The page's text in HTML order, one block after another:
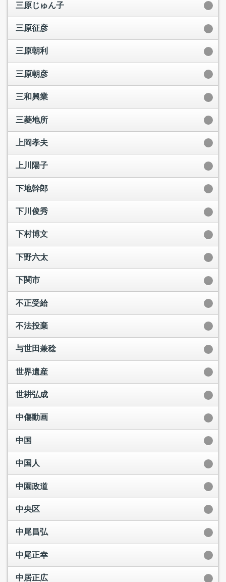
三原じゅん子
三原征彦
三原朝利
三原朝彦
三和興業
三菱地所
上岡孝夫
上川陽子
下地幹郎
下川俊秀
下村博文
下野六太
下関市
不正受給
不法投棄
与世田兼稔
世界遺産
世耕弘成
中傷動画
中国
中国人
中園政道
中央区
中尾昌弘
中尾正幸
中居正広